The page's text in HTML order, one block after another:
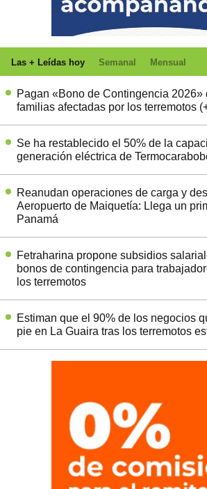
Las + Leídas hoy Semanal Mensual
Pagan «Bono de Contingencia 2026»
familias afectadas por los terremotos
Se ha restablecido el 50% de la
generación eléctrica de
Reanudan operaciones de carga y
Aeropuerto de Maiquetía: Llega un
Panamá
Fetraharina propone subsidios
bonos de contingencia para
los terremotos
Estiman que el 90% de los negocios
pie en La Guaira tras los terremotos